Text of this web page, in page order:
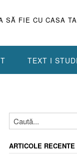
FIE CU CASA
TEXT I
ARTICOLE RECENTE